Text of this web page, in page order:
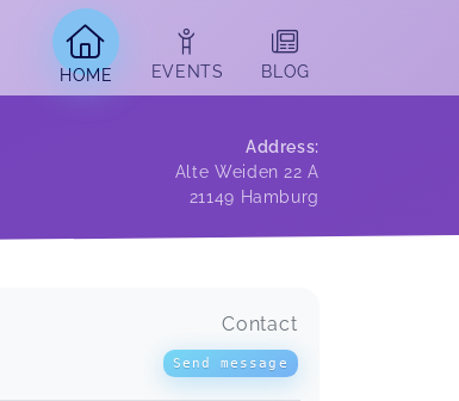
HOME
EVENTS BLOG
Address:
Alte Weiden 22 A
21149 Hamburg
Contact
Send message